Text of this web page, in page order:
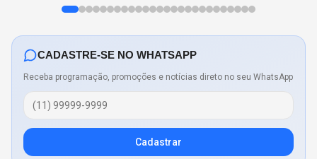
CADASTRE-SE NO WHATSAPP
Receba programação, promoções e notícias direto no seu WhatsApp
Cadastrar